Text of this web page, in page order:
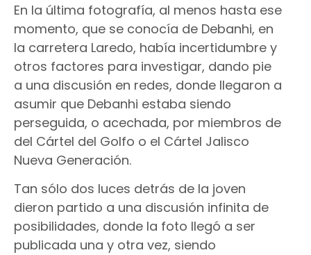
En la última fotografía, al menos hasta ese
momento, que se conocía de Debanhi, en
la carretera Laredo, había incertidumbre y
otros factores para investigar, dando pie
a una discusión en redes, donde llegaron a
asumir que Debanhi estaba siendo
perseguida, o acechada, por miembros de
del Cártel del Golfo o el Cártel Jalisco
Nueva Generación.
Tan sólo dos luces detrás de la joven
dieron partido a una discusión infinita de
posibilidades, donde la foto llegó a ser
publicada una y otra vez, siendo